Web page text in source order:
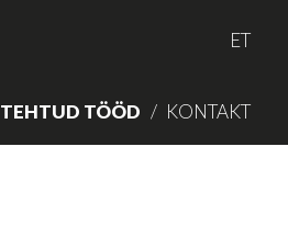
ET
TEHTUD TÖÖD KONTAKT